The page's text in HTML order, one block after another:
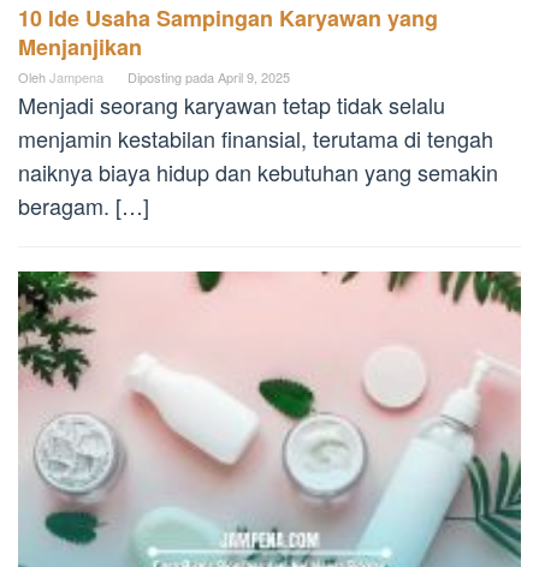
10 Ide Usaha Sampingan Karyawan yang
Menjanjikan
OlehJampena Diposting pada April 9, 2025
Menjadi seorang karyawan tetap tidak selalu
menjamin kestabilan finansial, terutama di tengah
naiknya biaya hidup dan kebutuhan yang semakin
beragam. […]